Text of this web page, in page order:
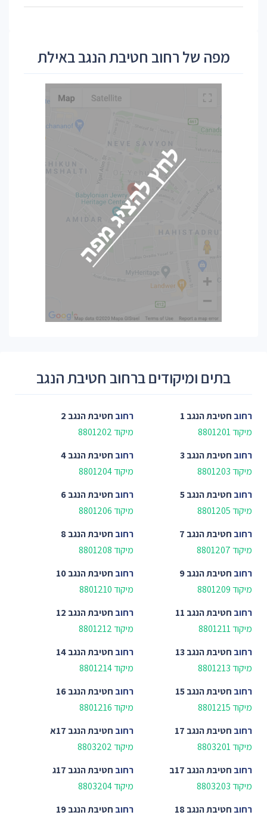
מפה של רחוב חטיבת הנגב באילת
בתים ומיקודים ברחוב חטיבת הנגב
רחוב חטיבת הנגב 1
מיקוד 8801201
רחוב חטיבת הנגב 2
מיקוד 8801202
רחוב חטיבת הנגב 3
מיקוד 8801203
רחוב חטיבת הנגב 4
מיקוד 8801204
רחוב חטיבת הנגב 5
מיקוד 8801205
רחוב חטיבת הנגב 6
מיקוד 8801206
רחוב חטיבת הנגב 7
מיקוד 8801207
רחוב חטיבת הנגב 8
מיקוד 8801208
רחוב חטיבת הנגב 9
מיקוד 8801209
רחוב חטיבת הנגב 10
מיקוד 8801210
רחוב חטיבת הנגב 11
מיקוד 8801211
רחוב חטיבת הנגב 12
מיקוד 8801212
רחוב חטיבת הנגב 13
מיקוד 8801213
רחוב חטיבת הנגב 14
מיקוד 8801214
רחוב חטיבת הנגב 15
מיקוד 8801215
רחוב חטיבת הנגב 16
מיקוד 8801216
רחוב חטיבת הנגב 17
מיקוד 8803201
רחוב חטיבת הנגב 17א
מיקוד 8803202
רחוב חטיבת הנגב 17ב
מיקוד 8803203
רחוב חטיבת הנגב 17ג
מיקוד 8803204
רחוב חטיבת הנגב 18 רחוב חטיבת הנגב 19